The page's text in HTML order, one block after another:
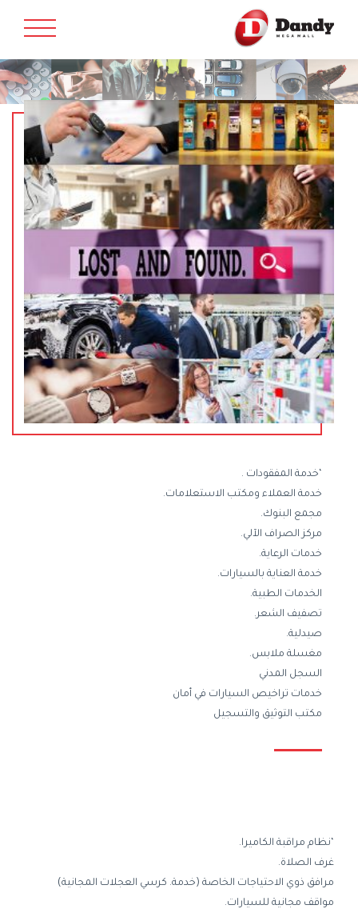
‘خدمة المفقودات .
خدمة العملاء ومكتب الاستعلامات.
مجمع البنوك.
مركز الصراف الآلي.
خدمات الرعاية.
خدمة العناية بالسيارات.
الخدمات الطبية.
تصفيف الشعر.
صيدلية.
مغسلة ملابس.
السجل المدني
خدمات تراخيص السيارات في أمان
مكتب التوثيق والتسجيل
‘نظام مراقبة الكاميرا.
غرف الصلاة.
مرافق ذوي الاحتياجات الخاصة (خدمة. كرسي العجلات المجانية)
مواقف مجانية للسيارات.